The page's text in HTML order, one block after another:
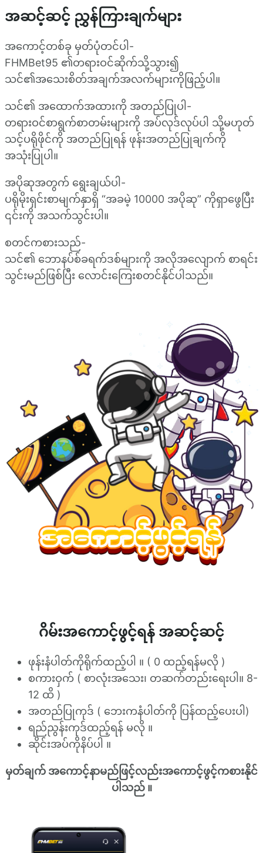
အဆင့်ဆင့် ညွှန်ကြားချက်များ
အကောင့်တစ်ခု မှတ်ပုံတင်ပါ-
FHMBet95 ၏တရားဝင်ဆိုက်သို့သွား၍
သင်၏အသေးစိတ်အချက်အလက်များကိုဖြည့်ပါ။
သင်၏ အထောက်အထားကို အတည်ပြုပါ-
တရားဝင်စာရွက်စာတမ်းများကို အပ်လုဒ်လုပ်ပါ သို့မဟုတ်
သင့်ပရိုဖိုင်ကို အတည်ပြုရန် ဖုန်းအတည်ပြုချက်ကို
အသုံးပြုပါ။
အပိုဆုအတွက် ရွေးချယ်ပါ-
ပရိုမိုးရှင်းစာမျက်နှာရှိ “အခမဲ့ 10000 အပိုဆု” ကိုရှာဖွေပြီး
၎င်းကို အသက်သွင်းပါ။
စတင်ကစားသည်-
သင်၏ ဘောနပ်စ်ခရက်ဒစ်များကို အလိုအလျောက် စာရင်း
သွင်းမည်ဖြစ်ပြီး လောင်းကြေးစတင်နိုင်ပါသည်။
ဂိမ်းအကောင့်ဖွင့်ရန် အဆင့်ဆင့်
ဖုန်းနံပါတ်ကိုရိုက်ထည့်ပါ ။ ( 0 ထည့်ရန်မလို )
စကားဝှက် ( စာလုံးအသေး၊ တဆက်တည်းရေးပါ။ 8-
12 ထိ )
အတည်ပြုကုဒ် ( ဘေးကနံပါတ်ကို ပြန်ထည့်ပေးပါ)
ရည်ညွန်းကုဒ်ထည့်ရန် မလို ။
ဆိုင်းအပ်ကိုနိပ်ပါ ။
မှတ်ချက် အကောင့်နာမည်ဖြင့်လည်းအ‌ကောင့်ဖွင့်ကစားနိုင်
ပါသည် ။